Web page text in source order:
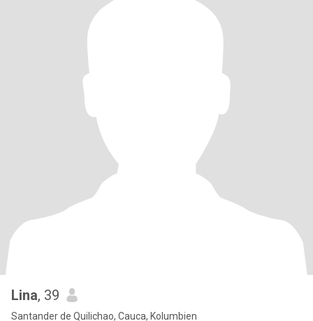
Lina, 39
Santander de Quilichao, Cauca, Kolumbien